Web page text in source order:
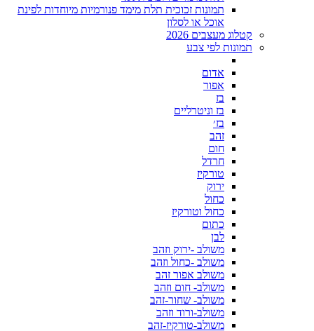
תמונות זכוכית תלת מימד פנורמיות מיוחדות לפינת
אוכל או לסלון
קטלוג מעצבים 2026
תמונות לפי צבע
אדום
אפור
בז
בז וניטרליים
בז׳
זהב
חום
חרדל
טורקיז
ירוק
כחול
כחול וטורקיז
כתום
לבן
משולב -ירוק וזהב
משולב -כחול וזהב
משולב אפור זהב
משולב- חום וזהב
משולב- שחור-זהב
משולב-ורוד וזהב
משולב-טורקיז-זהב